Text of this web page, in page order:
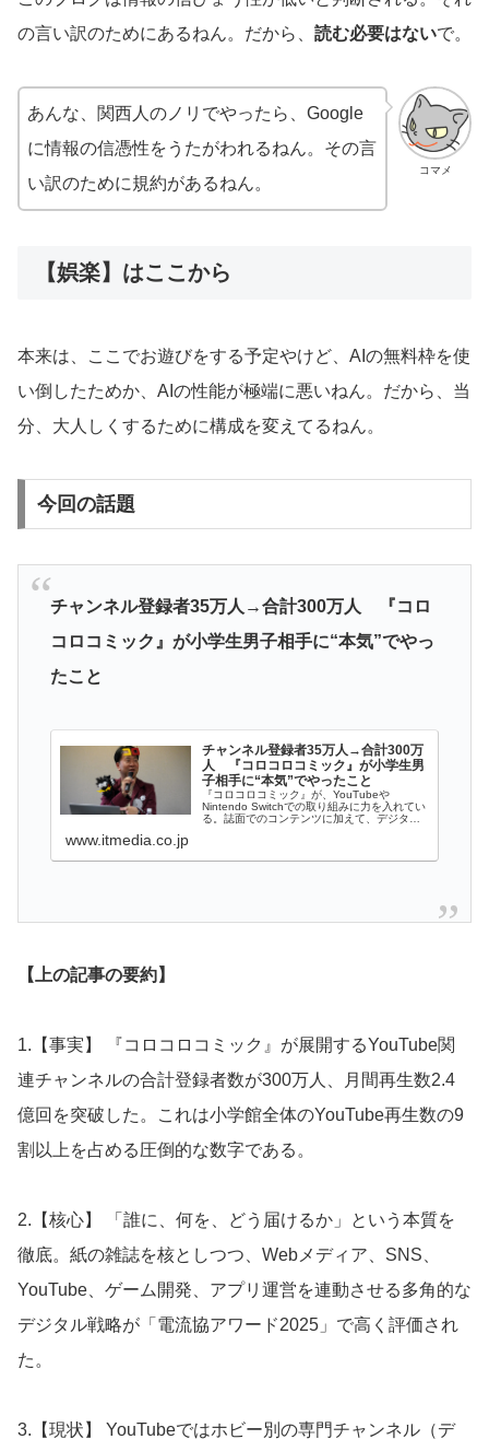
の言い訳のためにあるねん。だから、 読む必要はないで。
コマメ
あんな、関西人のノリでやったら、Google
に情報の信憑性をうたがわれるねん。その言
い訳のために規約があるねん。
【娯楽】はここから
本来は、ここでお遊びをする予定やけど、AIの無料枠を使
い倒したためか、AIの性能が極端に悪いねん。だから、当
分、大人しくするために構成を変えてるねん。
今回の話題
チャンネル登録者35万人→合計300万人 『コロ
コロコミック』が小学生男子相手に“本気”でやっ
たこと
チャンネル登録者35万人→合計300万
人 『コロコロコミック』が小学生男
子相手に“本気”でやったこと
『コロコロコミック』が、YouTubeや
Nintendo Switchでの取り組みに力を入れてい
る。誌面でのコンテンツに加えて、デジタル
www.itmedia.co.jp
【上の記事の要約】
1.【事実】 『コロコロコミック』が展開するYouTube関
連チャンネルの合計登録者数が300万人、月間再生数2.4
億回を突破した。これは小学館全体のYouTube再生数の9
割以上を占める圧倒的な数字である。
2.【核心】 「誰に、何を、どう届けるか」という本質を
徹底。紙の雑誌を核としつつ、Webメディア、SNS、
YouTube、ゲーム開発、アプリ運営を連動させる多角的な
デジタル戦略が「電流協アワード2025」で高く評価され
た。
3.【現状】 YouTubeではホビー別の専門チャンネル（デ